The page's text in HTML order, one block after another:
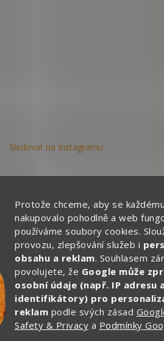
Protože chceme, aby se
nakupovalo pohodlně a web
používáme soubory cookies.
provozu, zlepšování služeb i
obsahu a reklam. Souhlasem
povolujete, že Google může
osobní údaje (např. IP adresu
identifikátory) pro
reklam podle svých zásad
Safety & Privacy a Podmínky
Sledovat na Instagramu